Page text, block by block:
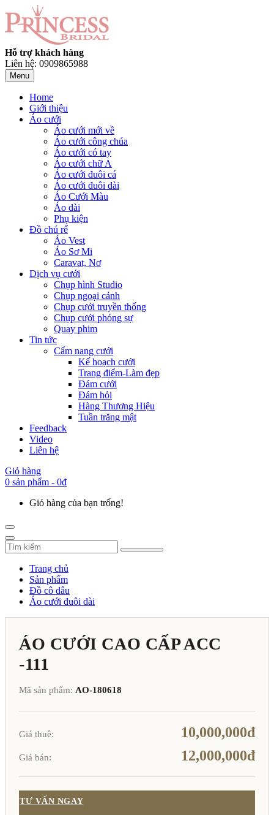
Hỗ trợ khách hàng
Liên hệ: 0909865988
Menu
Home
Giới thiệu
Áo cưới
Áo cưới mới về
Áo cưới công chúa
Áo cưới có tay
Áo cưới chữ A
Áo cưới đuôi cá
Áo cưới đuôi dài
Áo Cưới Màu
Áo dài
Phụ kiện
Đồ chú rể
Áo Vest
Áo Sơ Mi
Caravat, Nơ
Dịch vụ cưới
Chụp hình Studio
Chụp ngoại cảnh
Chụp cưới truyền thống
Chụp cưới phóng sự
Quay phim
Tin tức
Cẩm nang cưới
Kế hoạch cưới
Trang điểm-Làm đẹp
Đám cưới
Đám hỏi
Hàng Thương Hiệu
Tuần trăng mật
Feedback
Video
Liên hệ
Giỏ hàng
0 sản phẩm - 0đ
Giỏ hàng của bạn trống!
Trang chủ
Sản phẩm
Đồ cô dâu
Áo cưới đuôi dài
ÁO CƯỚI CAO CẤP ACC
-111
Mã sản phẩm: AO-180618
Giá thuê: 10,000,000đ
Giá bán: 12,000,000đ
TƯ VẤN NGAY